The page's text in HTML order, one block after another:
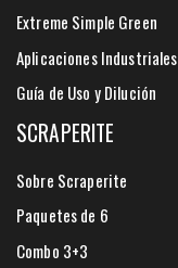
Extreme Simple Green
Aplicaciones Industriales
Guía de Uso y Dilución
SCRAPERITE
Sobre Scraperite
Paquetes de 6
Combo 3+3